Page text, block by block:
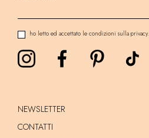
ho letto ed accettato le condizioni sulla privacy.
NEWSLETTER
CONTATTI